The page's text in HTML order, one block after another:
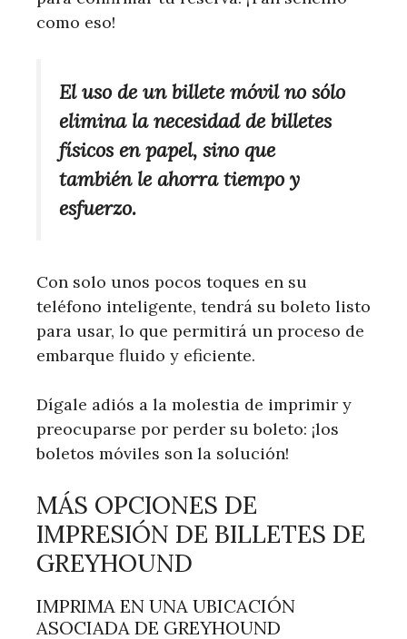
como eso!
El uso de un billete móvil no sólo
elimina la necesidad de billetes
físicos en papel, sino que
también le ahorra tiempo y
esfuerzo.
Con solo unos pocos toques en su
teléfono inteligente, tendrá su boleto listo
para usar, lo que permitirá un proceso de
embarque fluido y eficiente.
Dígale adiós a la molestia de imprimir y
preocuparse por perder su boleto: ¡los
boletos móviles son la solución!
MÁS OPCIONES DE
IMPRESIÓN DE BILLETES DE
GREYHOUND
IMPRIMA EN UNA UBICACIÓN
ASOCIADA DE GREYHOUND